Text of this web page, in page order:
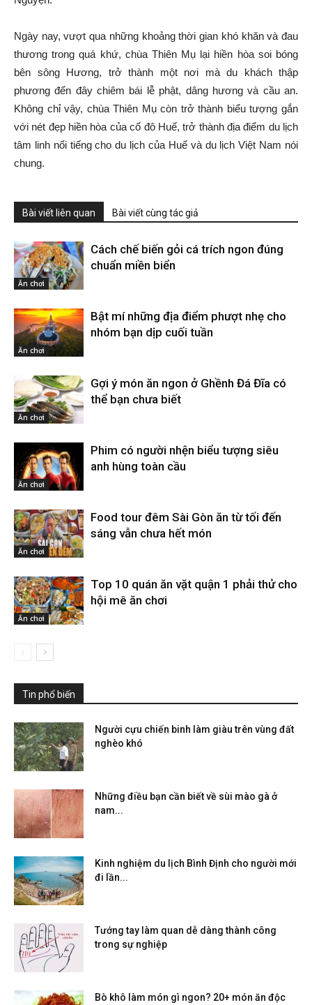
Ngày nay, vượt qua những khoảng thời gian khó khăn và đau
thương trong quá khứ, chùa Thiên Mụ lại hiền hòa soi bóng
bên sông Hương, trở thành một nơi mà du khách thập
phương đến đây chiêm bái lễ phật, dâng hương và cầu an.
Không chỉ vậy, chùa Thiên Mụ còn trở thành biểu tượng gắn
với nét đẹp hiền hòa của cố đô Huế, trở thành địa điểm du lịch
tâm linh nổi tiếng cho du lịch của Huế và du lịch Việt Nam nói
chung.
Bài viết liên quan Bài viết cùng tác giả
Ăn chơi
Cách chế biến gỏi cá trích ngon đúng
chuẩn miền biển
Ăn chơi
Bật mí những địa điểm phượt nhẹ cho
nhóm bạn dịp cuối tuần
Ăn chơi
Gợi ý món ăn ngon ở Ghềnh Đá Đĩa có
thể bạn chưa biết
Ăn chơi
Phim có người nhện biểu tượng siêu
anh hùng toàn cầu
Ăn chơi
Food tour đêm Sài Gòn ăn từ tối đến
sáng vẫn chưa hết món
Ăn chơi
Top 10 quán ăn vặt quận 1 phải thử cho
hội mê ăn chơi
Tin phổ biến
Người cựu chiến binh làm giàu trên vùng đất
nghèo khó
Những điều bạn cần biết về sùi mào gà ở
nam...
Kinh nghiệm du lịch Bình Định cho người mới
đi lần...
Tướng tay làm quan dễ dàng thành công
trong sự nghiệp
Bò khô làm món gì ngon? 20+ món ăn độc